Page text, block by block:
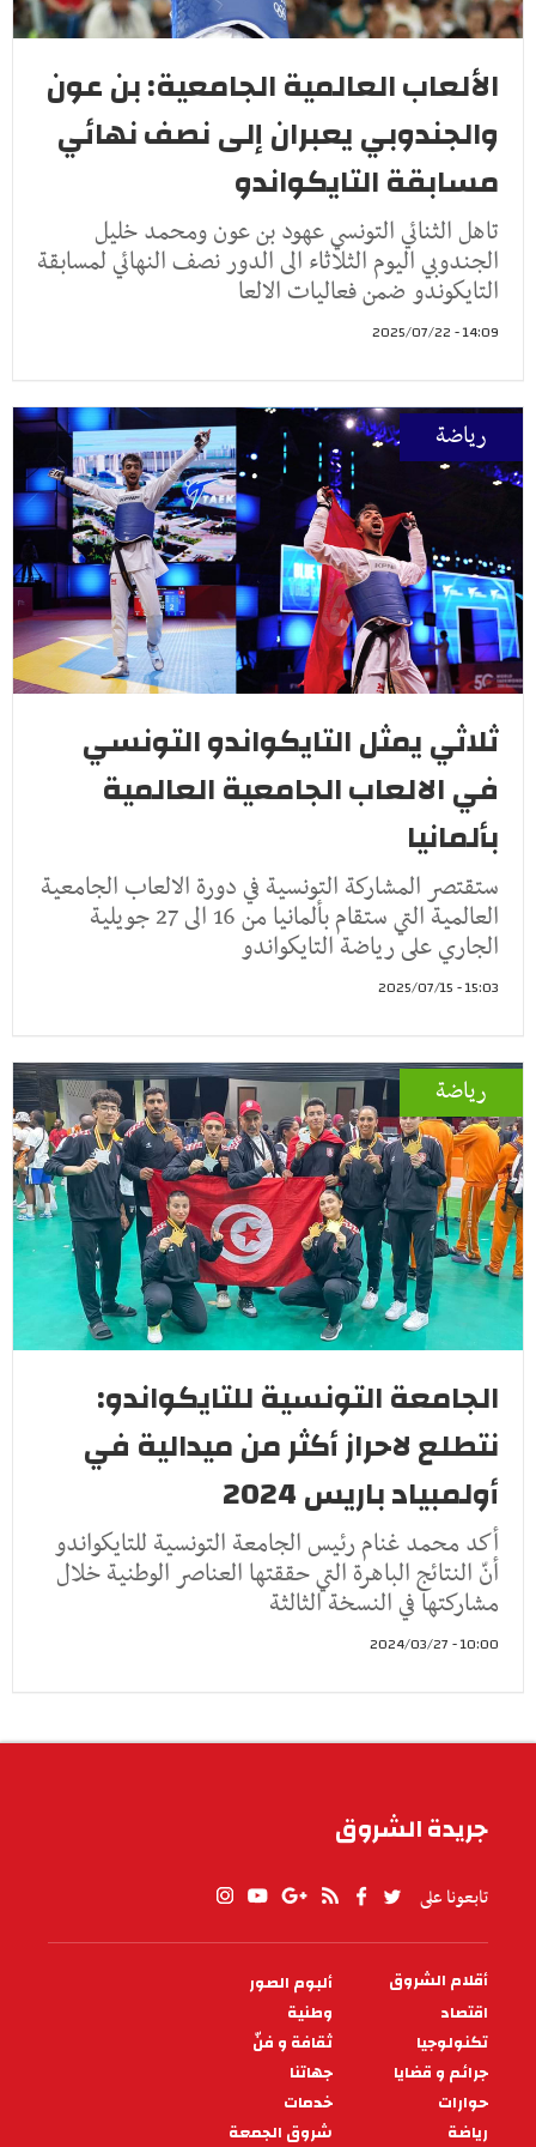
الألعاب العالمية الجامعية: بن عون
والجندوبي يعبران إلى نصف نهائي
مسابقة التايكواندو
تاهل الثنائي التونسي عهود بن عون ومحمد خليل
الجندوبي اليوم الثلاثاء الى الدور نصف النهائي لمسابقة
التايكوندو ضمن فعاليات الالعا
14:09 - 2025/07/22
رياضة
ثلاثي يمثل التايكواندو التونسي
في الالعاب الجامعية العالمية
بألمانيا
ستقتصر المشاركة التونسية في دورة الالعاب الجامعية
العالمية التي ستقام بألمانيا من 16 الى 27 جويلية
الجاري على رياضة التايكواندو
15:03 - 2025/07/15
رياضة
الجامعة التونسية للتايكواندو:
نتطلع لاحراز أكثر من ميدالية في
أولمبياد باريس 2024
أكد محمد غنام رئيس الجامعة التونسية للتايكواندو
أنّ النتائج الباهرة التي حققتها العناصر الوطنية خلال
مشاركتها في النسخة الثالثة
10:00 - 2024/03/27
جريدة الشروق
تابعونا على
PIED
DE
PAGE
أقلام الشروق
ألبوم الصور
اقتصاد
وطنية
تكنولوجيا
ثقافة و فنّ
جرائم و قضايا
جهاتنا
حوارات
خدمات
رياضة
شروق الجمعة